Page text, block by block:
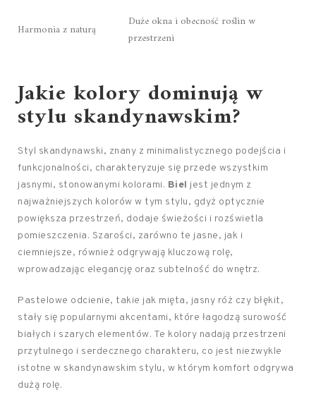
Harmonia z naturą
Duże okna i obecność roślin w
przestrzeni
Jakie kolory dominują w
stylu skandynawskim?
Styl skandynawski, znany z minimalistycznego podejścia i
funkcjonalności, charakteryzuje się przede wszystkim
jasnymi, stonowanymi kolorami. Biel jest jednym z
najważniejszych kolorów w tym stylu, gdyż optycznie
powiększa przestrzeń, dodaje świeżości i rozświetla
pomieszczenia. Szarości, zarówno te jasne, jak i
ciemniejsze, również odgrywają kluczową rolę,
wprowadzając elegancję oraz subtelność do wnętrz.
Pastelowe odcienie, takie jak mięta, jasny róż czy błękit,
stały się popularnymi akcentami, które łagodzą surowość
białych i szarych elementów. Te kolory nadają przestrzeni
przytulnego i serdecznego charakteru, co jest niezwykle
istotne w skandynawskim stylu, w którym komfort odgrywa
dużą rolę.